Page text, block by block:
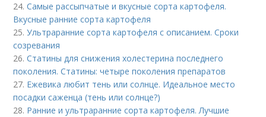
24.Самые рассыпчатые и вкусные сорта картофеля.
Вкусные ранние сорта картофеля
25.Ультраранние сорта картофеля с описанием. Сроки
созревания
26.Статины для снижения холестерина последнего
поколения. Статины: четыре поколения препаратов
27. Ежевика любит тень или солнце. Идеальное место
посадки саженца (тень или солнце?)
28. Ранние и ультраранние сорта картофеля. Лучшие